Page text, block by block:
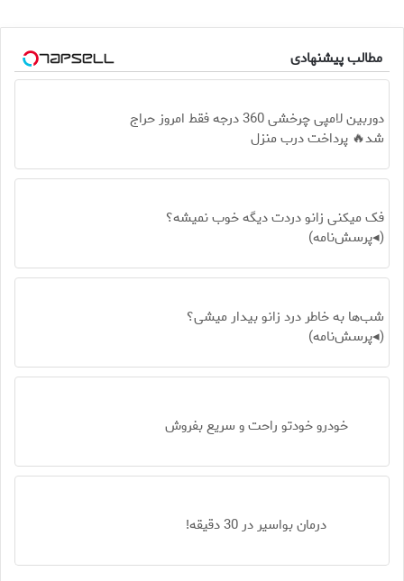
مطالب پیشنهادی
دوربین لامپی چرخشی 360 درجه فقط امروز حراج
شد🔥 پرداخت درب منزل
فک میکنی زانو دردت دیگه خوب نمیشه؟
(◂پرسش‌نامه)
شب‌ها به خاطر درد زانو بیدار میشی؟
(◂پرسش‌نامه)
خودرو خودتو راحت و سریع بفروش
درمان بواسیر در 30 دقیقه!